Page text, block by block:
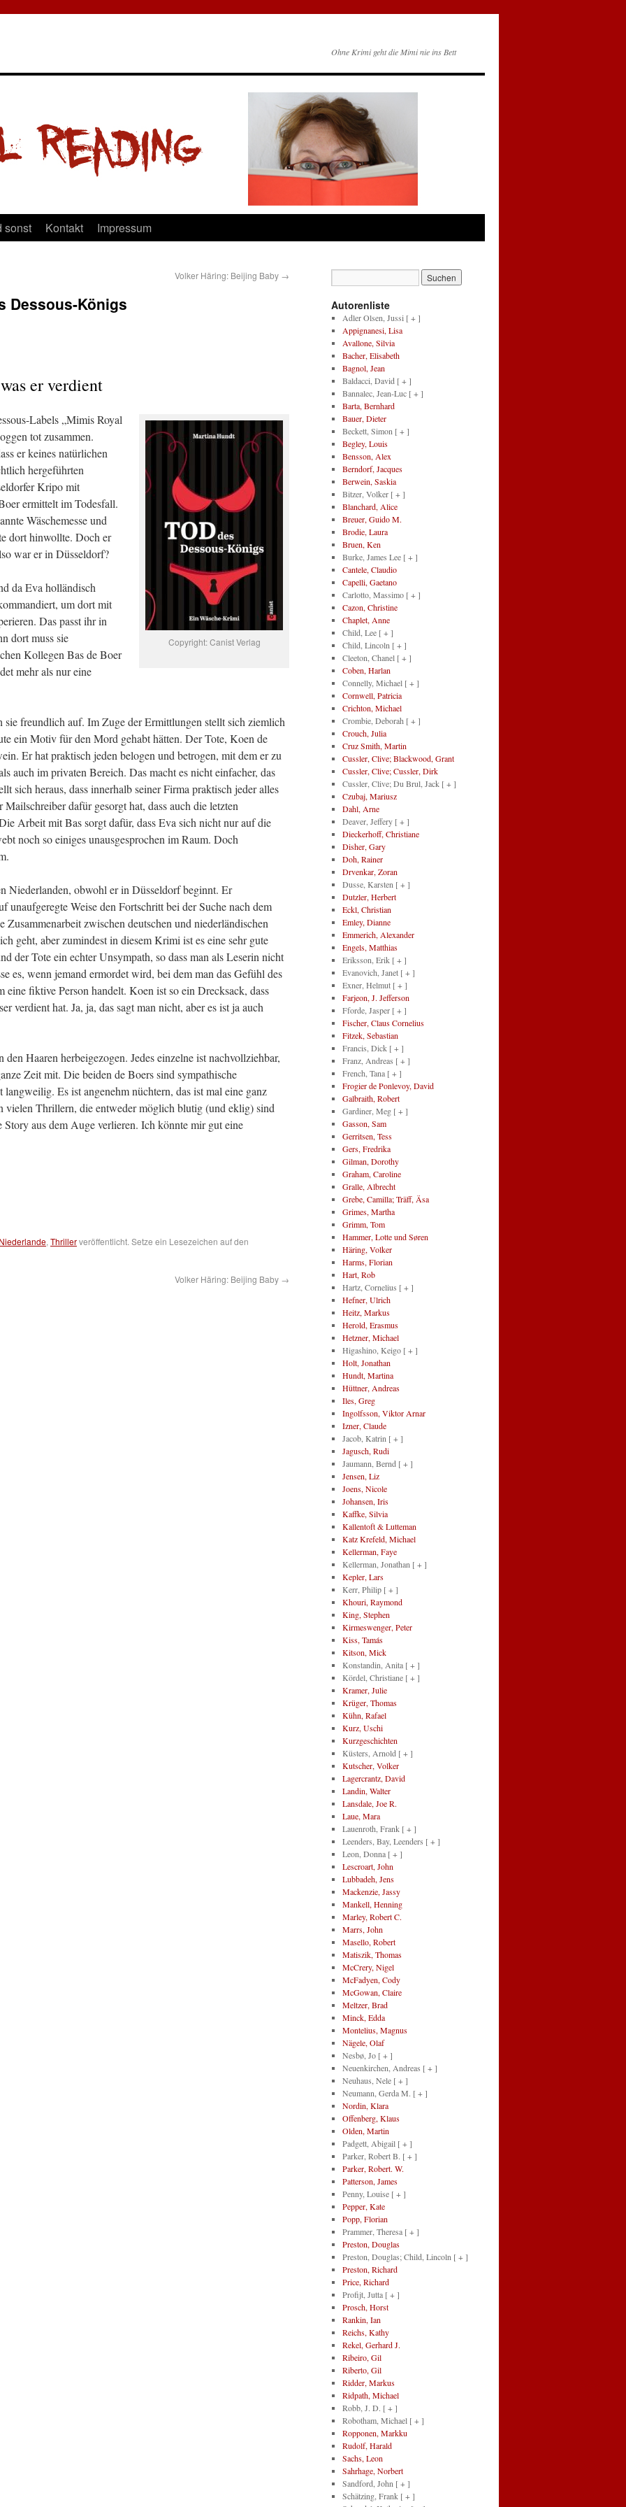
Ohne Krimi geht die Mimi nie ins Bett
sonst Kontakt Impressum
Volker Häring: Beijing Baby →
Dessous-Königs
er verdient
Copyright: Canist Verlag
Labels „Mimis Royal
tot zusammen.
er keines natürlichen
hergeführten
Kripo mit
ermittelt im Todesfall.
Wäschemesse und
dort hinwollte. Doch er
war er in Düsseldorf?
da Eva holländisch
um dort mit
Das passt ihr in
dort muss sie
Kollegen Bas de Boer
mehr als nur eine
freundlich auf. Im Zuge der Ermittlungen stellt sich ziemlich
ein Motiv für den Mord gehabt hätten. Der Tote, Koen de
Er hat praktisch jeden belogen und betrogen, mit dem er zu
auch im privaten Bereich. Das macht es nicht einfacher, das
sich heraus, dass innerhalb seiner Firma praktisch jeder alles
dafür gesorgt hat, dass auch die letzten
Arbeit mit Bas sorgt dafür, dass Eva sich nicht nur auf die
noch so einiges unausgesprochen im Raum. Doch
Niederlanden, obwohl er in Düsseldorf beginnt. Er
unaufgeregte Weise den Fortschritt bei der Suche nach dem
zwischen deutschen und niederländischen
geht, aber zumindest in diesem Krimi ist es eine sehr gute
der Tote ein echter Unsympath, so dass man als Leserin nicht
es, wenn jemand ermordet wird, bei dem man das Gefühl des
eine fiktive Person handelt. Koen ist so ein Drecksack, dass
verdient hat. Ja, ja, das sagt man nicht, aber es ist ja auch
Haaren herbeigezogen. Jedes einzelne ist nachvollziehbar,
Zeit mit. Die beiden de Boers sind sympathische
Es ist angenehm nüchtern, das ist mal eine ganz
vielen Thrillern, die entweder möglich blutig (und eklig) sind
aus dem Auge verlieren. Ich könnte mir gut eine
Niederlande, Thrillerveröffentlicht. Setze ein Lesezeichen auf den
Volker Häring: Beijing Baby →
Autorenliste
Adler Olsen, Jussi [ + ]
Appignanesi, Lisa
Avallone, Silvia
Bacher, Elisabeth
Bagnol, Jean
Baldacci, David [ + ]
Bannalec, Jean-Luc [ + ]
Barta, Bernhard
Bauer, Dieter
Beckett, Simon [ + ]
Begley, Louis
Bensson, Alex
Berndorf, Jacques
Berwein, Saskia
Bitzer, Volker [ + ]
Blanchard, Alice
Breuer, Guido M.
Brodie, Laura
Bruen, Ken
Burke, James Lee [ + ]
Cantele, Claudio
Capelli, Gaetano
Carlotto, Massimo [ + ]
Cazon, Christine
Chaplet, Anne
Child, Lee [ + ]
Child, Lincoln [ + ]
Cleeton, Chanel [ + ]
Coben, Harlan
Connelly, Michael [ + ]
Cornwell, Patricia
Crichton, Michael
Crombie, Deborah [ + ]
Crouch, Julia
Cruz Smith, Martin
Cussler, Clive; Blackwood, Grant
Cussler, Clive; Cussler, Dirk
Cussler, Clive; Du Brul, Jack [ + ]
Czubaj, Mariusz
Dahl, Arne
Deaver, Jeffery [ + ]
Dieckerhoff, Christiane
Disher, Gary
Doh, Rainer
Drvenkar, Zoran
Dusse, Karsten [ + ]
Dutzler, Herbert
Eckl, Christian
Emley, Dianne
Emmerich, Alexander
Engels, Matthias
Eriksson, Erik [ + ]
Evanovich, Janet [ + ]
Exner, Helmut [ + ]
Farjeon, J. Jefferson
Fforde, Jasper [ + ]
Fischer, Claus Cornelius
Fitzek, Sebastian
Francis, Dick [ + ]
Franz, Andreas [ + ]
French, Tana [ + ]
Frogier de Ponlevoy, David
Galbraith, Robert
Gardiner, Meg [ + ]
Gasson, Sam
Gerritsen, Tess
Gers, Fredrika
Gilman, Dorothy
Graham, Caroline
Gralle, Albrecht
Grebe, Camilla; Träff, Äsa
Grimes, Martha
Grimm, Tom
Hammer, Lotte und Søren
Häring, Volker
Harms, Florian
Hart, Rob
Hartz, Cornelius [ + ]
Hefner, Ulrich
Heitz, Markus
Herold, Erasmus
Hetzner, Michael
Higashino, Keigo [ + ]
Holt, Jonathan
Hundt, Martina
Hüttner, Andreas
Iles, Greg
Ingolfsson, Viktor Arnar
Izner, Claude
Jacob, Katrin [ + ]
Jagusch, Rudi
Jaumann, Bernd [ + ]
Jensen, Liz
Joens, Nicole
Johansen, Iris
Kaffke, Silvia
Kallentoft & Lutteman
Katz Krefeld, Michael
Kellerman, Faye
Kellerman, Jonathan [ + ]
Kepler, Lars
Kerr, Philip [ + ]
Khouri, Raymond
King, Stephen
Kirmeswenger, Peter
Kiss, Tamás
Kitson, Mick
Konstandin, Anita [ + ]
Kördel, Christiane [ + ]
Kramer, Julie
Krüger, Thomas
Kühn, Rafael
Kurz, Uschi
Kurzgeschichten
Küsters, Arnold [ + ]
Kutscher, Volker
Lagercrantz, David
Landin, Walter
Lansdale, Joe R.
Laue, Mara
Lauenroth, Frank [ + ]
Leenders, Bay, Leenders [ + ]
Leon, Donna [ + ]
Lescroart, John
Lubbadeh, Jens
Mackenzie, Jassy
Mankell, Henning
Marley, Robert C.
Marrs, John
Masello, Robert
Matiszik, Thomas
McCrery, Nigel
McFadyen, Cody
McGowan, Claire
Meltzer, Brad
Minck, Edda
Montelius, Magnus
Nägele, Olaf
Nesbø, Jo [ + ]
Neuenkirchen, Andreas [ + ]
Neuhaus, Nele [ + ]
Neumann, Gerda M. [ + ]
Nordin, Klara
Offenberg, Klaus
Olden, Martin
Padgett, Abigail [ + ]
Parker, Robert B. [ + ]
Parker, Robert. W.
Patterson, James
Penny, Louise [ + ]
Pepper, Kate
Popp, Florian
Prammer, Theresa [ + ]
Preston, Douglas
Preston, Douglas; Child, Lincoln [ + ]
Preston, Richard
Price, Richard
Profijt, Jutta [ + ]
Prosch, Horst
Rankin, Ian
Reichs, Kathy
Rekel, Gerhard J.
Ribeiro, Gil
Riberto, Gil
Ridder, Markus
Ridpath, Michael
Robb, J. D. [ + ]
Robotham, Michael [ + ]
Ropponen, Markku
Rudolf, Harald
Sachs, Leon
Sahrhage, Norbert
Sandford, John [ + ]
Schätzing, Frank [ + ]